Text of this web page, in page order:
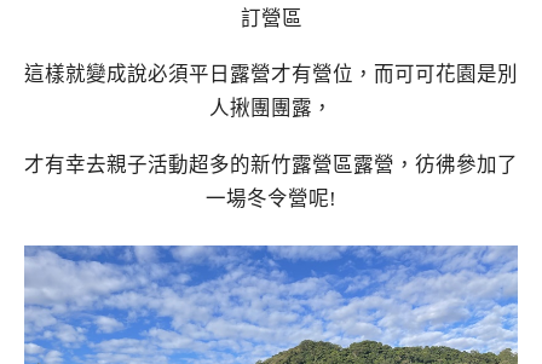
訂營區
這樣就變成說必須平日露營才有營位，而可可花園是別
人揪團團露，
才有幸去親子活動超多的新竹露營區露營，彷彿參加了
一場冬令營呢!